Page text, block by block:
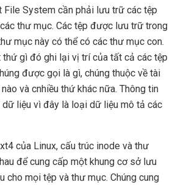
File System cần phải lưu trữ các tệp
thư mục. Các tệp được lưu trữ trong
mục này có thể có các thư mục con.
thứ gì đó ghi lại vị trí của tất cả các tệp
được gọi là gì, chúng thuộc về tài
và cnhiều thứ khác nữa. Thông tin
liệu vì đây là loại dữ liệu mô tả các
của Linux, cấu trúc inode và thư
để cung cấp một khung cơ sở lưu
cho mọi tệp và thư mục. Chúng cung